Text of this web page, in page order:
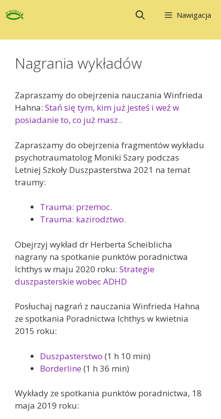
do
Nawigacja
Nagrania wykładów
Zapraszamy do obejrzenia nauczania Winfrieda
Hahna: Stań się tym, kim już jesteś i weź w
posiadanie to, co już masz..
Zapraszamy do obejrzenia fragmentów wykładu
psychotraumatolog Moniki Szary podczas
Letniej Szkoły Duszpasterstwa 2021 na temat
traumy:
Trauma: przemoc.
Trauma: kazirodztwo.
Obejrzyj wykład dr Herberta Scheiblicha
nagrany na spotkanie punktów poradnictwa
Ichthys w maju 2020 roku: Strategie
duszpasterskie wobec ADHD
Posłuchaj nagrań z nauczania Winfrieda Hahna
ze spotkania Poradnictwa Ichthys w kwietnia
2015 roku:
Duszpasterstwo (1 h 10 min)
Borderline (1 h 36 min)
Wykłady ze spotkania punktów poradnictwa, 18
maja 2019 roku: